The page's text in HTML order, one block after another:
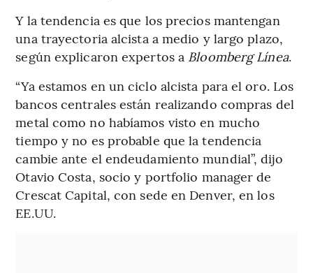
Y la tendencia es que los precios mantengan
una trayectoria alcista a medio y largo plazo,
según explicaron expertos a Bloomberg Línea.
“Ya estamos en un ciclo alcista para el oro. Los
bancos centrales están realizando compras del
metal como no habíamos visto en mucho
tiempo y no es probable que la tendencia
cambie ante el endeudamiento mundial”, dijo
Otavio Costa, socio y portfolio manager de
Crescat Capital, con sede en Denver, en los
EE.UU.